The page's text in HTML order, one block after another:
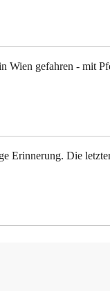
Wien gefahren - mit
Erinnerung. Die